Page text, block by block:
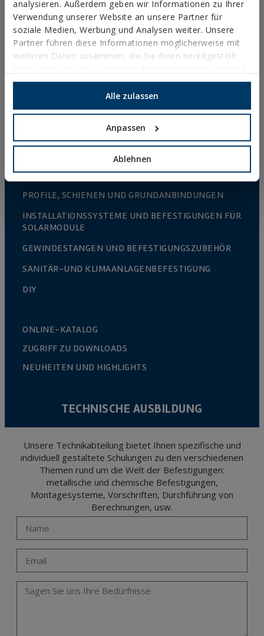
analysieren. Außerdem geben wir Informationen zu Ihrer
Verwendung unserer Website an unsere Partner für
soziale Medien, Werbung und Analysen weiter. Unsere
Partner führen diese Informationen möglicherweise mit
weiteren Daten zusammen, die Sie ihnen bereitgestellt
gesammelt haben.
Alle zulassen
Anpassen
Ablehnen
HAKEN, ÖSEN UND NÄGEL
HOLZVERBINDER
METRISCHE SCHRAUBEN
ABDECKKAPPEN, BITS UND ZUBEHÖR
MASSIVROHRSCHELLEN
LEICHTE ROHRSCHELLEN
BRANDSCHUTZSYSTEME
NYLON-SCHELLEN
PROFILE, SCHIENEN UND GRUNDANBINDUNGEN
INSTALLATIONSSYSTEME UND BEFESTIGUNGEN FÜR
SOLARMODULE
GEWINDESTANGEN UND BEFESTIGUNGSZUBEHÖR
SANITÄR-UND KLIMAANLAGENBEFESTIGUNG
DIY
ONLINE-KATALOG
ZUGRIFF ZU DOWNLOADS
NEUHEITEN UND HIGHLIGHTS
TECHNISCHE AUSBILDUNG
Unsere Technikabteilung bietet Ihnen spezifische und
individuell gestaltete Schulungen zu den verschiedenen
Themen rund um die Welt der Befestigungen:
metallische und chemische Befestigungen,
Montagesysteme, Vorschriften, Durchführung von
Berechnungen, usw.